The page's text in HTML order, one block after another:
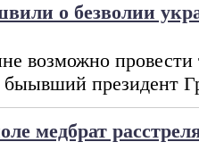
о безволии
возможно провести
быывший президент
медбрат